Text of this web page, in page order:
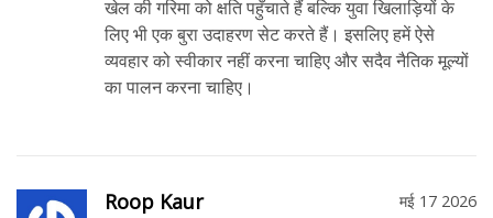
खेल की गरिमा को क्षति पहुँचाते हैं बल्कि युवा खिलाड़ियों के
लिए भी एक बुरा उदाहरण सेट करते हैं। इसलिए हमें ऐसे
व्यवहार को स्वीकार नहीं करना चाहिए और सदैव नैतिक मूल्यों
का पालन करना चाहिए।
Roop Kaur मई 17 2026